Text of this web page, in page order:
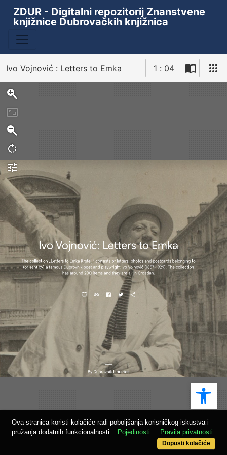
ZDUR - Digitalni repozitorij Znanstvene
knjižnice Dubrovačkih knjižnica
Ivo Vojnović : Letters to Emka 1 : 04
Sken
Ova stranica koristi kolačiće radi poboljšanja korisničkog iskustva i
pružanja dodatnih funkcionalnosti.
Pojedinosti Pravila privatnosti
Dopusti kolačiće